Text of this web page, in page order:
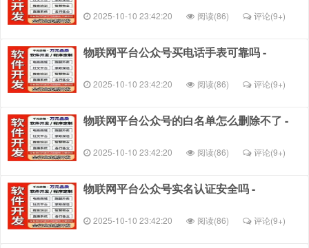
2025-10-10 23:42:20 阅读(86) 评论(9+)
物联网平台公众号买电话手表可靠吗 -
2025-10-10 23:42:20 阅读(86) 评论(9+)
物联网平台公众号的白名单怎么删除不了 -
2025-10-10 23:42:20 阅读(86) 评论(9+)
物联网平台公众号实名认证安全吗 -
2025-10-10 23:42:20 阅读(86) 评论(9+)